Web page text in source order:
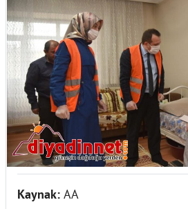
Kaynak: AA